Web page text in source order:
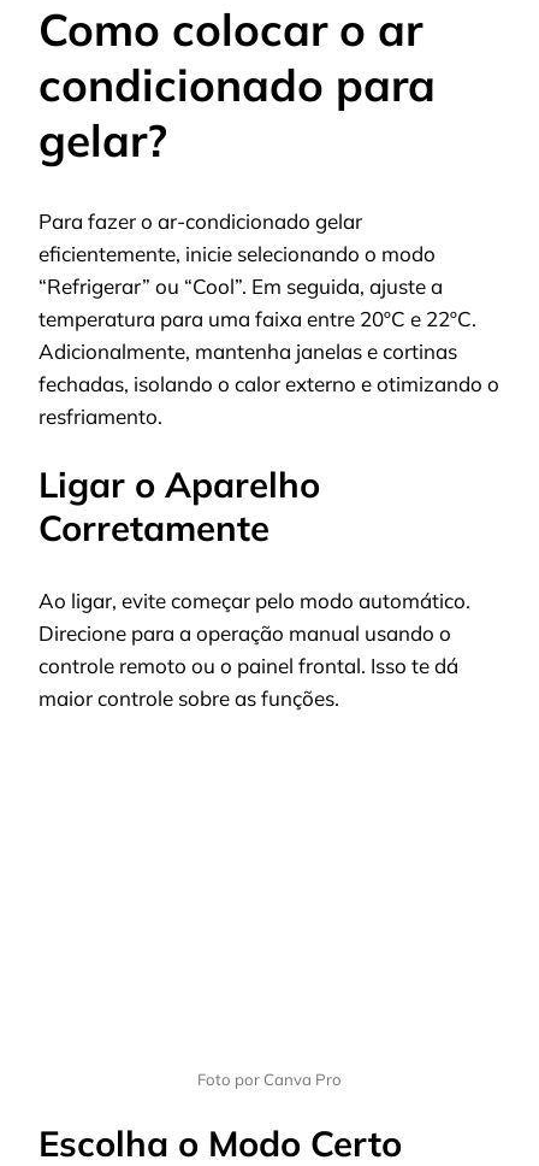
Como colocar o ar
condicionado para
gelar?
Para fazer o ar-condicionado gelar
eficientemente, inicie selecionando o modo
“Refrigerar” ou “Cool”. Em seguida, ajuste a
temperatura para uma faixa entre 20ºC e 22ºC.
Adicionalmente, mantenha janelas e cortinas
fechadas, isolando o calor externo e otimizando o
resfriamento.
Ligar o Aparelho
Corretamente
Ao ligar, evite começar pelo modo automático.
Direcione para a operação manual usando o
controle remoto ou o painel frontal. Isso te dá
maior controle sobre as funções.
Foto por Canva Pro
Escolha o Modo Certo